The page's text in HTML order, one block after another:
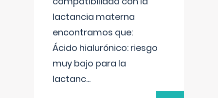
lactancia materna
encontramos que:
Ácido hialurónico: riesgo
muy bajo para la
lactanc...